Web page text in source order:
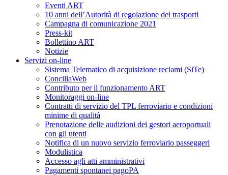
Eventi ART
10 anni dell’Autorità di regolazione dei trasporti
Campagna di comunicazione 2021
Press-kit
Bollettino ART
Notizie
Servizi on-line
Sistema Telematico di acquisizione reclami (SiTe)
ConciliaWeb
Contributo per il funzionamento ART
Monitoraggi on-line
Contratti di servizio del TPL ferroviario e condizioni
minime di qualità
Prenotazione delle audizioni dei gestori aeroportuali
con gli utenti
Notifica di un nuovo servizio ferroviario passeggeri
Modulistica
Accesso agli atti amministrativi
Pagamenti spontanei pagoPA